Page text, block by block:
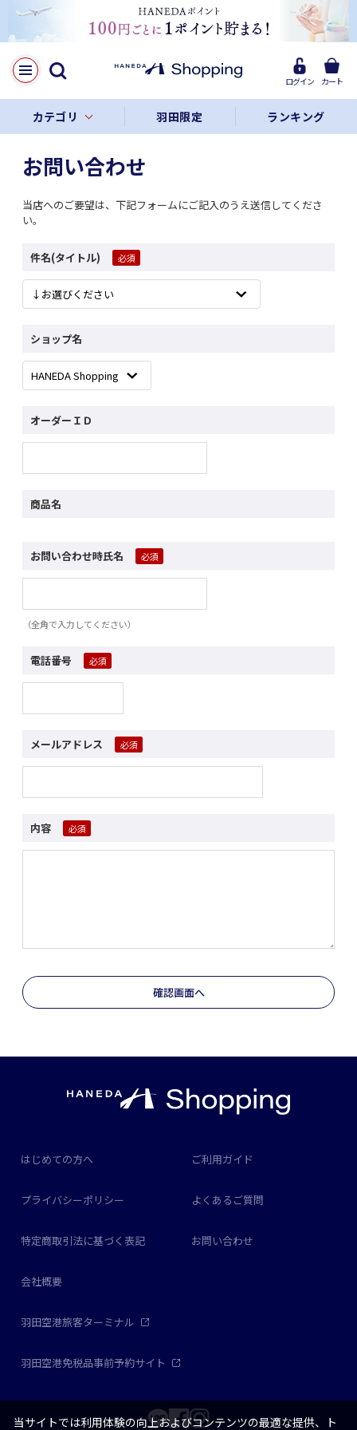
ログイン カート
カテゴリ 羽田限定 ランキング
お問い合わせ
当店へのご要望は、下記フォームにご記入のうえ送信してくださ
い。
件名(タイトル)
ショップ名
オーダーＩＤ
商品名
お問い合わせ時氏名
（全角で入力してください）
電話番号
メールアドレス
内容
はじめての方へ ご利用ガイド
プライバシーポリシー よくあるご質問
特定商取引法に基づく表記 お問い合わせ
会社概要
羽田空港旅客ターミナル
羽田空港免税品事前予約サイト
当サイトでは利用体験の向上およびコンテンツの最適な提供、ト